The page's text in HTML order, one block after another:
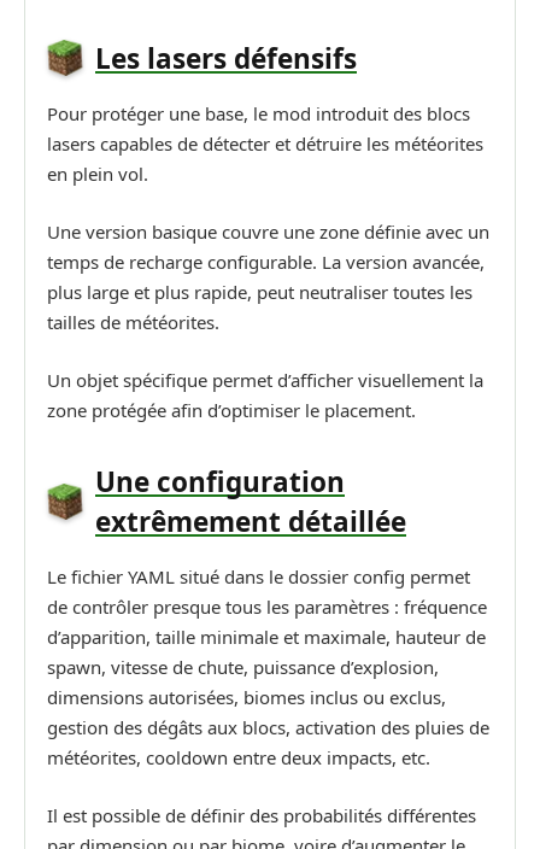
Les lasers défensifs
Pour protéger une base, le mod introduit des blocs
lasers capables de détecter et détruire les météorites
en plein vol.
Une version basique couvre une zone définie avec un
temps de recharge configurable. La version avancée,
plus large et plus rapide, peut neutraliser toutes les
tailles de météorites.
Un objet spécifique permet d’afficher visuellement la
zone protégée afin d’optimiser le placement.
Une configuration
extrêmement détaillée
Le fichier YAML situé dans le dossier config permet
de contrôler presque tous les paramètres : fréquence
d’apparition, taille minimale et maximale, hauteur de
spawn, vitesse de chute, puissance d’explosion,
dimensions autorisées, biomes inclus ou exclus,
gestion des dégâts aux blocs, activation des pluies de
météorites, cooldown entre deux impacts, etc.
Il est possible de définir des probabilités différentes